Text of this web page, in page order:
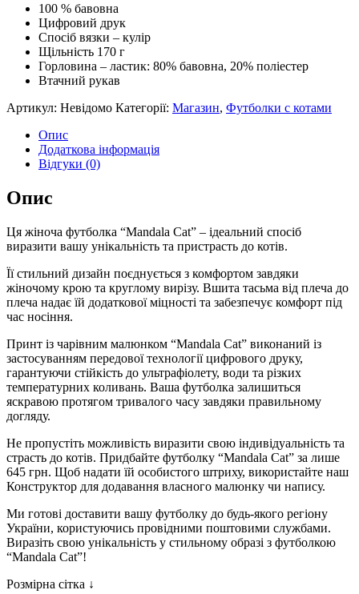
100 % бавовна
Цифровий друк
Спосіб вязки – кулір
Щільність 170 г
Горловина – ластик: 80% бавовна, 20% поліестер
Втачний рукав
Артикул: Невідомо Категорії: Магазин, Футболки с котами
Опис
Додаткова інформація
Відгуки (0)
Опис
Ця жіноча футболка “Mandala Cat” – ідеальний спосіб
виразити вашу унікальність та пристрасть до котів.
Її стильний дизайн поєднується з комфортом завдяки
жіночому крою та круглому вирізу. Вшита тасьма від плеча до
плеча надає їй додаткової міцності та забезпечує комфорт під
час носіння.
Принт із чарівним малюнком “Mandala Cat” виконаний із
застосуванням передової технології цифрового друку,
гарантуючи стійкість до ультрафіолету, води та різких
температурних коливань. Ваша футболка залишиться
яскравою протягом тривалого часу завдяки правильному
догляду.
Не пропустіть можливість виразити свою індивідуальність та
страсть до котів. Придбайте футболку “Mandala Cat” за лише
645 грн. Щоб надати їй особистого штриху, використайте наш
Конструктор для додавання власного малюнку чи напису.
Ми готові доставити вашу футболку до будь-якого регіону
України, користуючись провідними поштовими службами.
Виразіть свою унікальність у стильному образі з футболкою
“Mandala Cat”!
Розмірна сітка ↓